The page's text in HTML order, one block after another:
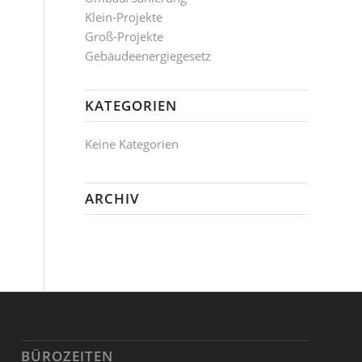
Klein-Projekte
Groß-Projekte
Gebäudeenergiegesetz
KATEGORIEN
Keine Kategorien
ARCHIV
BÜROZEITEN